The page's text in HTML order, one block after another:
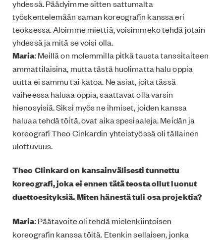
yhdessä. Päädyimme sitten sattumalta
työskentelemään saman koreografin kanssa eri
teoksessa. Aloimme miettiä, voisimmeko tehdä jotain
yhdessä ja mitä se voisi olla.
Maria: Meillä on molemmilla pitkä tausta tanssitaiteen
ammattilaisina, mutta tästä huolimatta halu oppia
uutta ei sammu tai katoa. Ne asiat, joita tässä
vaiheessa haluaa oppia, saattavat olla varsin
hienosyisiä. Siksi myös ne ihmiset, joiden kanssa
haluaa tehdä töitä, ovat aika spesiaaleja. Meidän ja
koreografi Theo Cinkardin yhteistyössä oli tällainen
ulottuvuus.
Theo Clinkard on kansainvälisesti tunnettu
koreografi, joka ei ennen tätä teosta ollut luonut
duettoesityksiä. Miten hänestä tuli osa projektia?
Maria: Päätavoite oli tehdä mielenkiintoisen
koreografin kanssa töitä. Etenkin sellaisen, jonka